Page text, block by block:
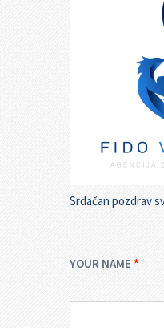
Srdačan pozdrav
YOUR NAME